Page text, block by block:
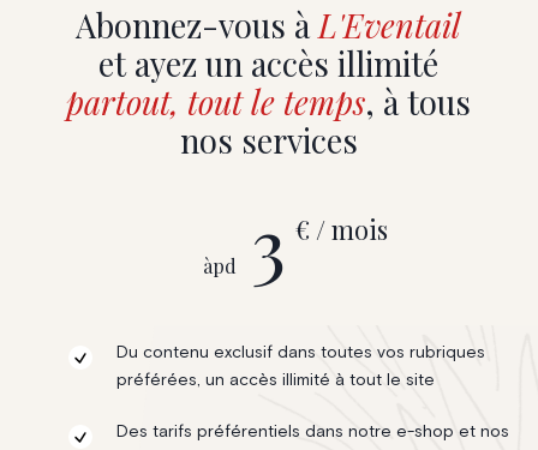
Abonnez-vous àL'Eventail
et ayez un accès illimité
partout, tout le temps, à tous
nos services
àpd 3 € / mois
Du contenu exclusif dans toutes vos rubriques
préférées, un accès illimité à tout le site
Des tarifs préférentiels dans notre e-shop et nos